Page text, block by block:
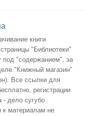
книги
"Библиотеки"
под "содержанием", за
"Книжный магазин"
Все ссылки для
регистрации
- дело сугубо
к материалам не